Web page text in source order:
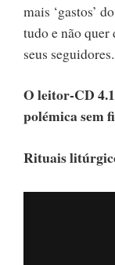
mais ‘gastos’
tudo e não quer
seus seguidores.
O leitor-CD
polémica sem
Rituais